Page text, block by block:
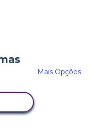
Mais Opções